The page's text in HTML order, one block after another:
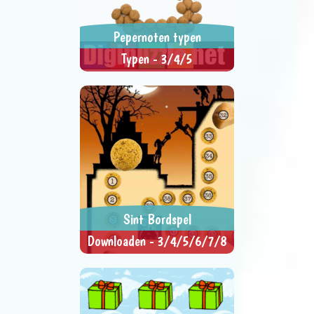
Pepernoten typen
Typen - 3/4/5
tablet.
> SPEEL NU <
SPEL DELEN
Sint Bordspel
Downloaden - 3/4/5/6/7/8
eerst downloaden.
> SPEEL NU <
SPEL DELEN